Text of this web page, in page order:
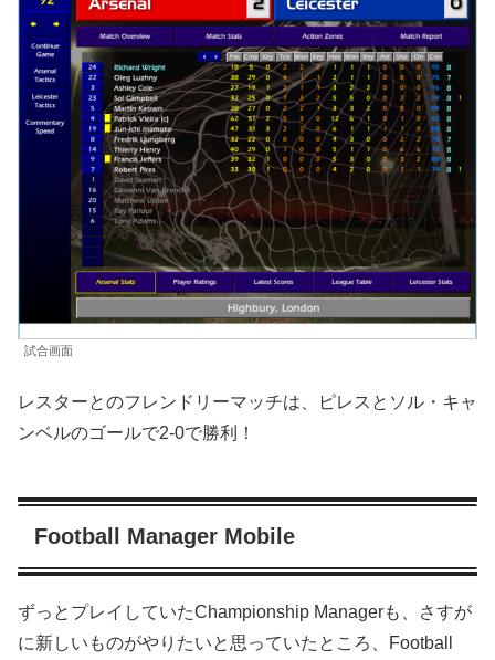
試合画面
レスターとのフレンドリーマッチは、ピレスとソル・キャ
ンベルのゴールで2-0で勝利！
Football Manager Mobile
ずっとプレイしていたChampionship Managerも、さすが
に新しいものがやりたいと思っていたところ、Football